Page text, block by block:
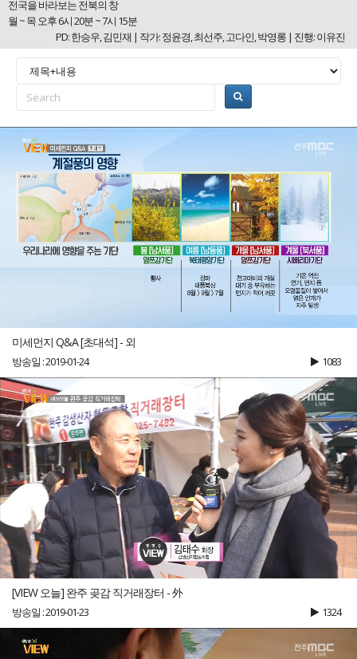
전국을 바라보는 전북의 창
월 ~ 목 오후 6시 20분 ~ 7시 15분
PD: 한승우, 김민재 | 작가: 정윤경, 최선주, 고다인, 박영롱 | 진행: 이유진
미세먼지 Q&A [초대석] - 외
방송일 : 2019-01-24 1083
[VIEW 오늘] 완주 곶감 직거래장터 - 外
방송일 : 2019-01-23 1324